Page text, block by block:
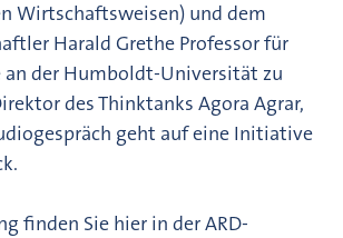
Wirtschaftsweisen) und dem
Harald Grethe Professor für
der Humboldt-Universität zu
des Thinktanks Agora Agrar,
geht auf eine Initiative
finden Sie hier in der ARD-